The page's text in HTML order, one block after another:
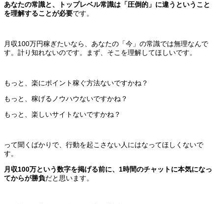
あなたの常識と、トップレベル常識は「圧倒的」に違うということ
を理解することが必要です。
月収100万円稼ぎたいなら、あなたの「今」の常識では無理なんで
す。計り知れないのです。まず、そこを理解してほしいです。
もっと、楽にポイント稼ぐ方法ないですかね？
もっと、稼げるノウハウないですかね？
もっと、楽しいサイトないですかね？
って聞くばかりで、行動を起こさない人にはなってほしくないで
す。
月収100万という数字を掲げる前に、1時間のチャットに本気になっ
てからが勝負だと思います。